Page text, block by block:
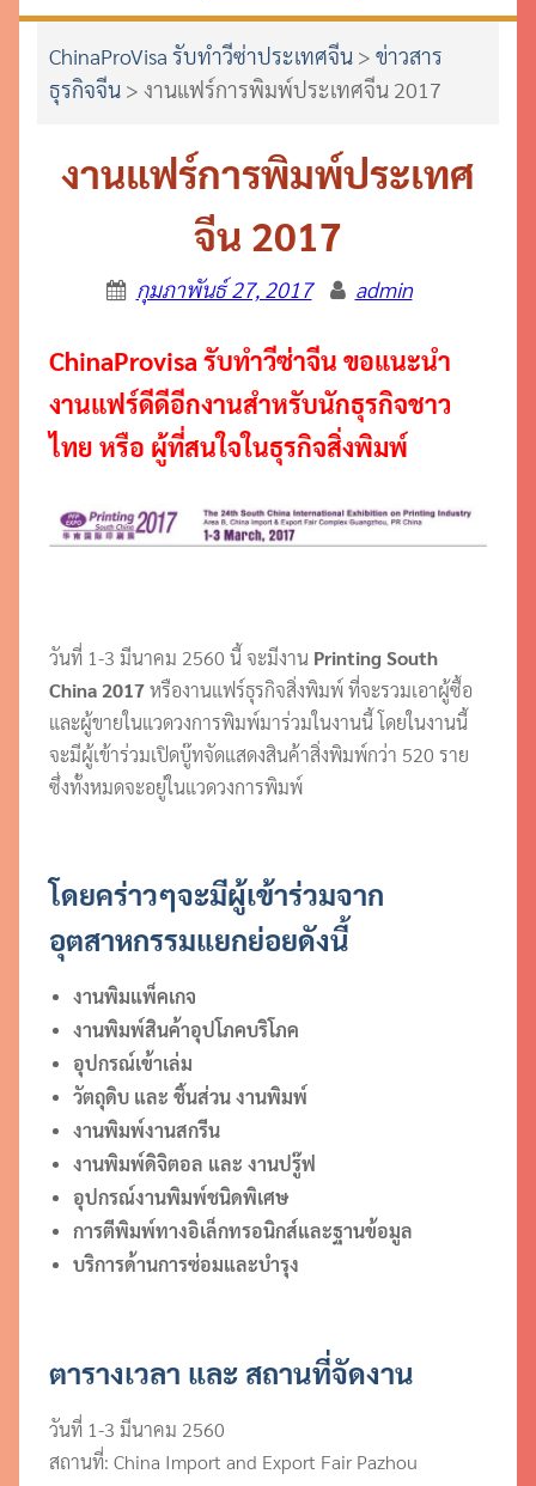
ChinaProVisa รับทำวีซ่าประเทศจีน> ข่าวสาร
ธุรกิจจีน> งานแฟร์การพิมพ์ประเทศจีน 2017
งานแฟร์การพิมพ์ประเทศ
จีน 2017
กุมภาพันธ์ 27, 2017 admin
ChinaProvisa รับทำวีซ่าจีน ขอแนะนำ
งานแฟร์ดีดีอีกงานสำหรับนักธุรกิจชาว
ไทย หรือ ผู้ที่สนใจในธุรกิจสิ่งพิมพ์
วันที่ 1-3 มีนาคม 2560 นี้ จะมีงาน Printing South
China 2017หรืองานแฟร์ธุรกิจสิ่งพิมพ์ ที่จะรวมเอาผู้ซื้อ
และผู้ขายในแวดวงการพิมพ์มาร่วมในงานนี้ โดยในงานนี้
จะมีผู้เข้าร่วมเปิดบู๊ทจัดแสดงสินค้าสิ่งพิมพ์กว่า 520 ราย
ซึ่งทั้งหมดจะอยู่ในแวดวงการพิมพ์
โดยคร่าวๆจะมีผู้เข้าร่วมจาก
อุตสาหกรรมแยกย่อยดังนี้
งานพิมแพ็คเกจ
งานพิมพ์สินค้าอุปโภคบริโภค
อุปกรณ์เข้าเล่ม
วัตถุดิบ และ ชิ้นส่วน งานพิมพ์
งานพิมพ์งานสกรีน
งานพิมพ์ดิจิตอล และ งานปรู๊ฟ
อุปกรณ์งานพิมพ์ชนิดพิเศษ
การตีพิมพ์ทางอิเล็กทรอนิกส์และฐานข้อมูล
บริการด้านการซ่อมและบำรุง
ตารางเวลา และ สถานที่จัดงาน
วันที่ 1-3 มีนาคม 2560
สถานที่: China Import and Export Fair Pazhou